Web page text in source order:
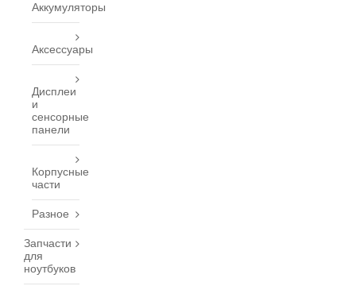
Аккумуляторы
Аксессуары
Дисплеи
и
сенсорные
панели
Корпусные
части
Разное
Запчасти
для
ноутбуков